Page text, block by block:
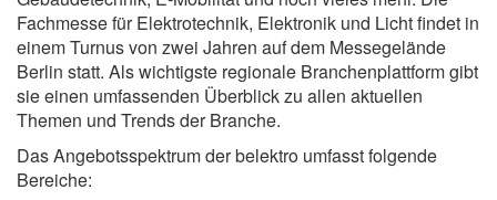
Fachmesse für Elektrotechnik, Elektronik und Licht findet in
einem Turnus von zwei Jahren auf dem Messegelände
Berlin statt. Als wichtigste regionale Branchenplattform gibt
sie einen umfassenden Überblick zu allen aktuellen
Themen und Trends der Branche.
Das Angebotsspektrum der belektro umfasst folgende
Bereiche: